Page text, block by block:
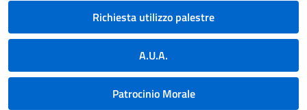
Richiesta utilizzo palestre
A.U.A.
Patrocinio Morale